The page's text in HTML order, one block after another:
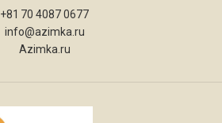
+81 70 4087 0677
info@azimka.ru
Azimka.ru